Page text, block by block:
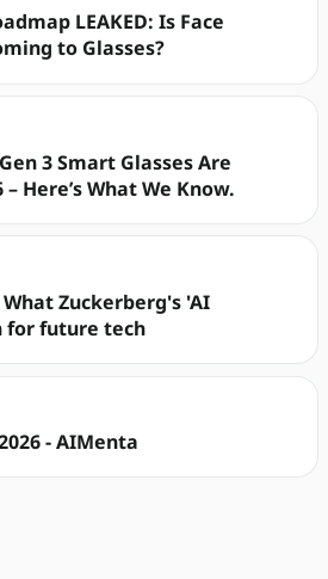
LEAKED: Is Face
to Glasses?
3 Smart Glasses Are
Here’s What We Know.
Zuckerberg's 'AI
for future tech
- AIMenta